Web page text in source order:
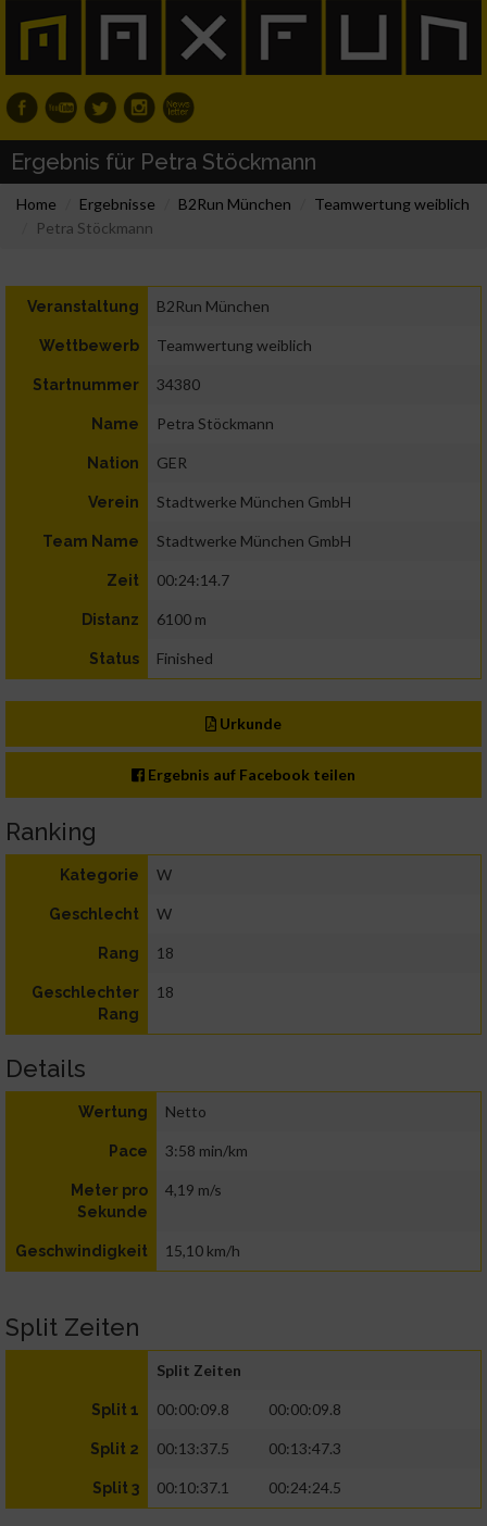
Ergebnis für Petra Stöckmann
Home Ergebnisse B2Run München
Teamwertung weiblich
Petra Stöckmann
Veranstaltung B2Run München
Wettbewerb Teamwertung weiblich
Startnummer 34380
Name Petra Stöckmann
Nation GER
Verein Stadtwerke München GmbH
Team Name Stadtwerke München GmbH
Zeit 00:24:14.7
Distanz 6100 m
Status Finished
Urkunde
Ergebnis auf Facebook teilen
Ranking
Kategorie W
Geschlecht W
Rang 18
Geschlechter
Rang
18
Details
Wertung Netto
Pace 3:58 min/km
Meter pro
Sekunde
4,19 m/s
Geschwindigkeit 15,10 km/h
Split Zeiten
Split Zeiten
Split 1 00:00:09.8 00:00:09.8
Split 2 00:13:37.5 00:13:47.3
Split 3 00:10:37.1 00:24:24.5